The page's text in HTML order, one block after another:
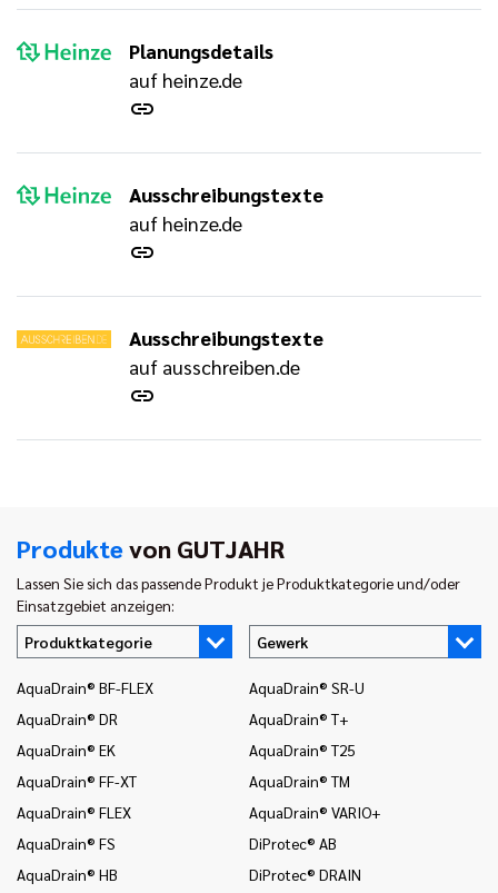
Planungsdetails
auf heinze.de
Ausschreibungstexte
auf heinze.de
Ausschreibungstexte
auf ausschreiben.de
Produktevon GUTJAHR
Lassen Sie sich das passende Produkt je Produktkategorie und/oder
Einsatzgebiet anzeigen:
Produktkategorie
Gewerk
AquaDrain® BF-FLEX
AquaDrain® DR
AquaDrain® EK
AquaDrain® FF-XT
AquaDrain® FLEX
AquaDrain® FS
AquaDrain® HB
AquaDrain® SR-U
AquaDrain® T+
AquaDrain® T25
AquaDrain® TM
AquaDrain® VARIO+
DiProtec® AB
DiProtec® DRAIN